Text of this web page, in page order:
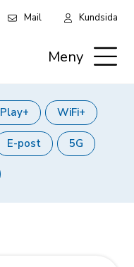
Mail Kundsida
Meny
Play+ WiFi+
E-post 5G